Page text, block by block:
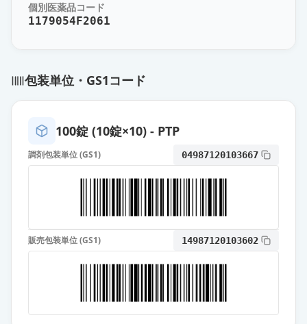
エスシタロプラムOD錠20mg「トー
エスシタロプラム錠20mg「TCK」
薬価 65.60 円
エスシタロプラムOD錠20mg「サワ
イ」
薬価 65.60 円
通常出荷
薬価 65.60 円
65.60 円
個別医薬品コード
1179054F2061
包装単位・GS1コード
100錠 (10錠×10) - PTP
調剤包装単位 (GS1) 04987120103667
販売包装単位 (GS1) 14987120103602